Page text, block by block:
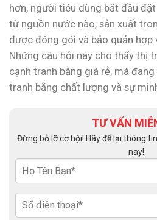
hơn, người tiêu dùng bắt đầu
từ nguồn nước nào, sản xuất
được đóng gói và bảo quản hợp
Những câu hỏi này cho thấy thị
cạnh tranh bằng giá rẻ, mà
tranh bằng chất lượng và sự
TƯ VẤN
Đừng bỏ lỡ cơ hội! Hãy để lại thông
nay!